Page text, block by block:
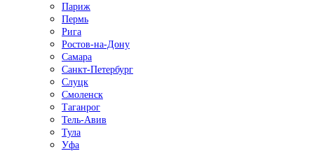
Париж
Пермь
Рига
Ростов-на-Дону
Самара
Санкт-Петербург
Слуцк
Смоленск
Таганрог
Тель-Авив
Тула
Уфа